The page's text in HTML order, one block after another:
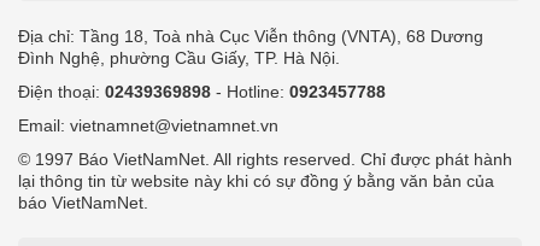
Địa chỉ: Tầng 18, Toà nhà Cục Viễn thông (VNTA), 68 Dương
Đình Nghệ, phường Cầu Giấy, TP. Hà Nội.
Điện thoại: 02439369898 - Hotline: 0923457788
Email: vietnamnet@vietnamnet.vn
© 1997 Báo VietNamNet. All rights reserved. Chỉ được phát hành
lại thông tin từ website này khi có sự đồng ý bằng văn bản của
báo VietNamNet.